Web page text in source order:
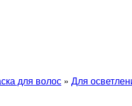
для волос » Для